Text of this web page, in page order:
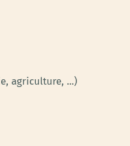
agriculture, ...)